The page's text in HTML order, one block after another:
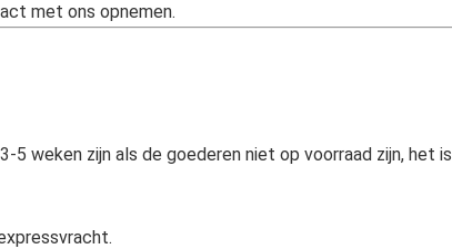
met ons opnemen.
weken zijn als de goederen niet op voorraad zijn, het is